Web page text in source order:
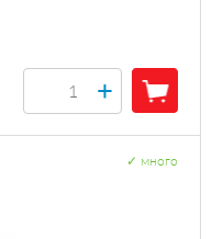
+
много